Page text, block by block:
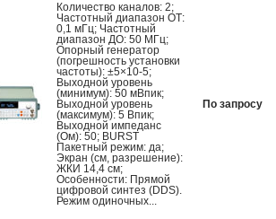
Количество каналов: 2;
Частотный диапазон ОТ:
0,1 мГц; Частотный
диапазон ДО: 50 МГц;
Опорный генератор
(погрешность установки
частоты): ±5×10-5;
Выходной уровень
(минимум): 50 мВпик;
Выходной уровень
(максимум): 5 Впик;
Выходной импеданс
(Ом): 50; BURST
Пакетный режим: да;
Экран (см, разрешение):
ЖКИ 14,4 см;
Особенности: Прямой
цифровой синтез (DDS).
Режим одиночных...
По запросу